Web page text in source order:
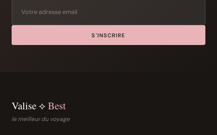
S'INSCRIRE
Valise ⟡ Best
le meilleur du voyage